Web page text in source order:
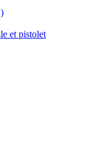
et pistolet